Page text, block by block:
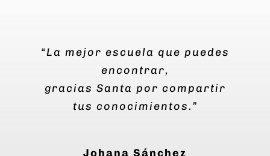
“La mejor escuela que puedes
encontrar,
gracias Santa por compartir
tus conocimientos.”
Johana Sánchez